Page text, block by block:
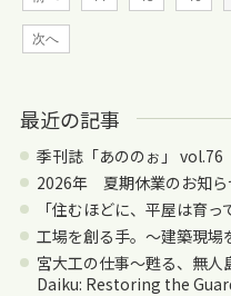
次へ
最近の記事
季刊誌「あののぉ」
2026年 夏期休業のお知ら
「住むほどに、平屋は育
工場を創る手。〜建築現場
宮大工の仕事～甦る、無
Daiku: Restoring the